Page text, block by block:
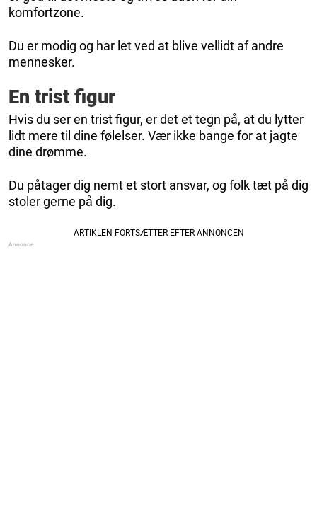
komfortzone.
Du er modig og har let ved at blive vellidt af andre
mennesker.
En trist figur
Hvis du ser en trist figur, er det et tegn på, at du lytter
lidt mere til dine følelser. Vær ikke bange for at jagte
dine drømme.
Du påtager dig nemt et stort ansvar, og folk tæt på dig
stoler gerne på dig.